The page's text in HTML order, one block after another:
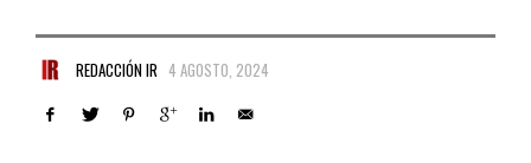
REDACCIÓN IR 4 AGOSTO, 2024